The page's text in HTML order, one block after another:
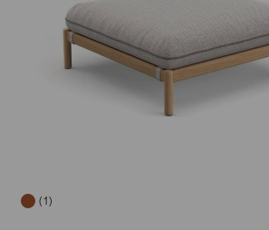
(1)